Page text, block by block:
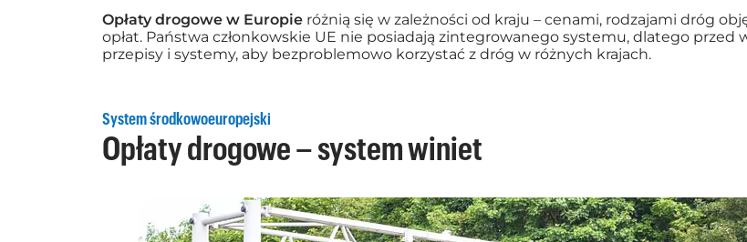
Opłaty drogowe w Europie różnią się w zależności od kraju – cenami, rodzajami dróg
opłat. Państwa członkowskie UE nie posiadają zintegrowanego systemu, dlatego przed
przepisy i systemy, aby bezproblemowo korzystać z dróg w różnych krajach.
System środkowoeuropejski
Opłaty drogowe – system winiet